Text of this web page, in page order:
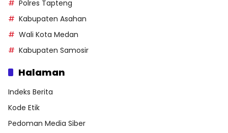
Polres Tapteng
Kabupaten Asahan
Wali Kota Medan
Kabupaten Samosir
Halaman
Indeks Berita
Kode Etik
Pedoman Media Siber